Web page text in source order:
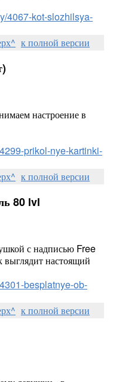
4067-kot-slozhilsya-
к полной версии
настроение в
prikol-nye-kartinki-
к полной версии
80 lvl
с надписью Free
выглядит настоящий
besplatnye-ob-
к полной версии